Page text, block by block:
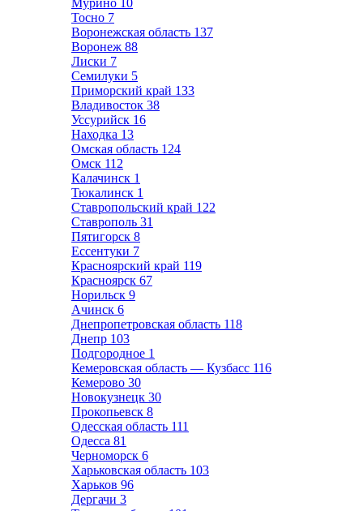
Мурино 10
Тосно 7
Воронежская область 137
Воронеж 88
Лиски 7
Семилуки 5
Приморский край 133
Владивосток 38
Уссурийск 16
Находка 13
Омская область 124
Омск 112
Калачинск 1
Тюкалинск 1
Ставропольский край 122
Ставрополь 31
Пятигорск 8
Ессентуки 7
Красноярский край 119
Красноярск 67
Норильск 9
Ачинск 6
Днепропетровская область 118
Днепр 103
Подгородное 1
Кемеровская область — Кузбасс 116
Кемерово 30
Новокузнецк 30
Прокопьевск 8
Одесская область 111
Одесса 81
Черноморск 6
Харьковская область 103
Харьков 96
Дергачи 3